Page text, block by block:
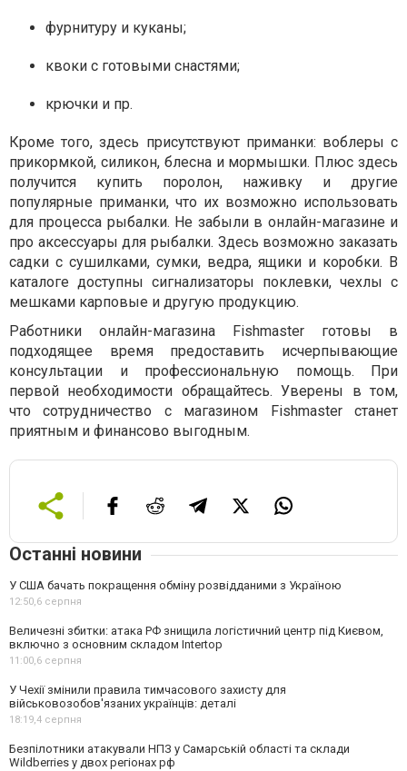
фурнитуру и куканы;
квоки с готовыми снастями;
крючки и пр.
Кроме того, здесь присутствуют приманки: воблеры с
прикормкой, силикон, блесна и мормышки. Плюс здесь
получится купить поролон, наживку и другие
популярные приманки, что их возможно использовать
для процесса рыбалки. Не забыли в онлайн-магазине и
про аксессуары для рыбалки. Здесь возможно заказать
садки с сушилками, сумки, ведра, ящики и коробки. В
каталоге доступны сигнализаторы поклевки, чехлы с
мешками карповые и другую продукцию.
Работники онлайн-магазина Fishmaster готовы в
подходящее время предоставить исчерпывающие
консультации и профессиональную помощь. При
первой необходимости обращайтесь. Уверены в том,
что сотрудничество с магазином Fishmaster станет
приятным и финансово выгодным.
Останні новини
У США бачать покращення обміну розвідданими з Україною
12:50,6 серпня
Величезні збитки: атака РФ знищила логістичний центр під Києвом,
включно з основним складом Intertop
11:00,6 серпня
У Чехії змінили правила тимчасового захисту для
військовозобов'язаних українців: деталі
18:19,4 серпня
Безпілотники атакували НПЗ у Самарській області та склади
Wildberries у двох регіонах рф